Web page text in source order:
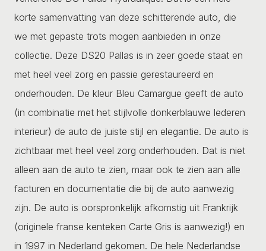
korte samenvatting van deze schitterende auto, die
we met gepaste trots mogen aanbieden in onze
collectie. Deze DS20 Pallas is in zeer goede staat en
met heel veel zorg en passie gerestaureerd en
onderhouden. De kleur Bleu Camargue geeft de auto
(in combinatie met het stijlvolle donkerblauwe lederen
interieur) de auto de juiste stijl en elegantie. De auto is
zichtbaar met heel veel zorg onderhouden. Dat is niet
alleen aan de auto te zien, maar ook te zien aan alle
facturen en documentatie die bij de auto aanwezig
zijn. De auto is oorspronkelijk afkomstig uit Frankrijk
(originele franse kenteken Carte Gris is aanwezig!) en
in 1997 in Nederland gekomen. De hele Nederlandse